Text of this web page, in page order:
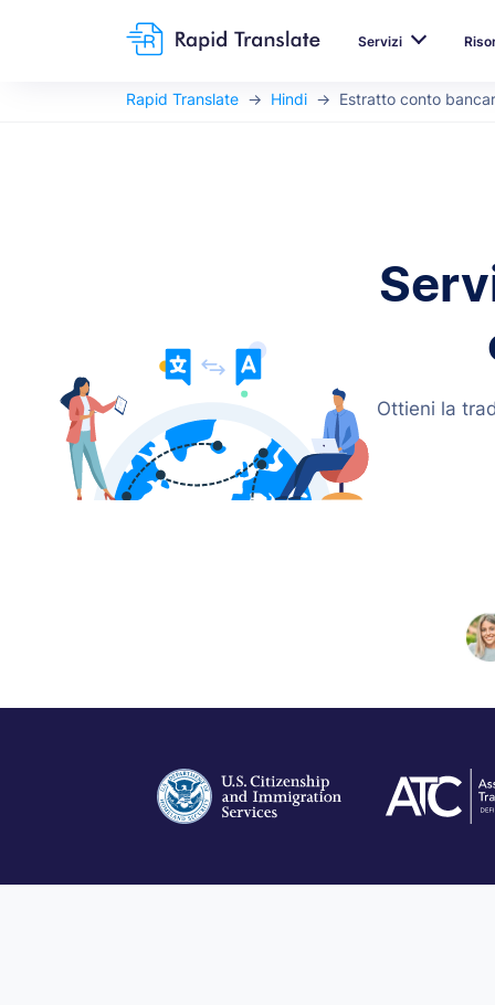
Servizi
Rapid Translate Hindi Estratto conto
Ottieni la